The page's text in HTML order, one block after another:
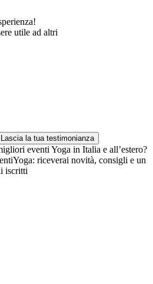
utile ad altri
Lascia la tua testimonianza
eventi Yoga in Italia e all’estero?
riceverai novità, consigli e un
iscritti